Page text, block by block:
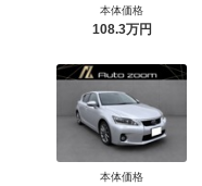
本体価格
108.3万円
本体価格